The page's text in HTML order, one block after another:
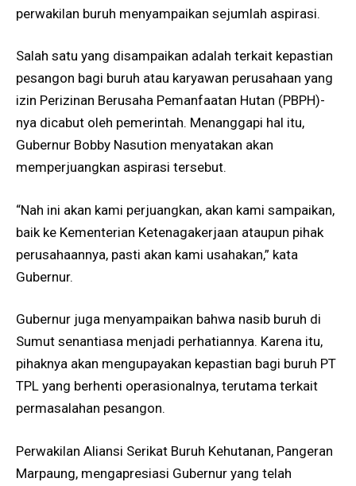
perwakilan buruh menyampaikan sejumlah aspirasi.
Salah satu yang disampaikan adalah terkait kepastian
pesangon bagi buruh atau karyawan perusahaan yang
izin Perizinan Berusaha Pemanfaatan Hutan (PBPH)-
nya dicabut oleh pemerintah. Menanggapi hal itu,
Gubernur Bobby Nasution menyatakan akan
memperjuangkan aspirasi tersebut.
“Nah ini akan kami perjuangkan, akan kami sampaikan,
baik ke Kementerian Ketenagakerjaan ataupun pihak
perusahaannya, pasti akan kami usahakan,” kata
Gubernur.
Gubernur juga menyampaikan bahwa nasib buruh di
Sumut senantiasa menjadi perhatiannya. Karena itu,
pihaknya akan mengupayakan kepastian bagi buruh PT
TPL yang berhenti operasionalnya, terutama terkait
permasalahan pesangon.
Perwakilan Aliansi Serikat Buruh Kehutanan, Pangeran
Marpaung, mengapresiasi Gubernur yang telah